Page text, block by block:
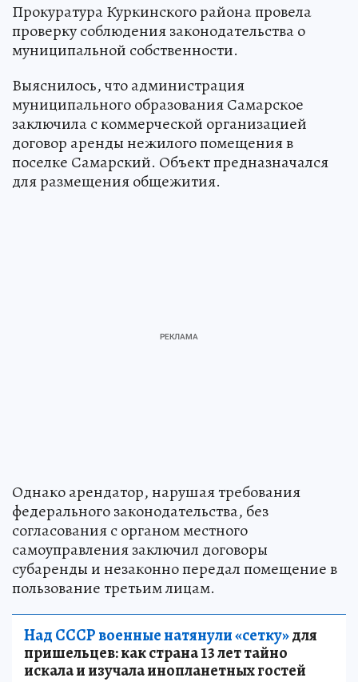
Прокуратура Куркинского района провела
проверку соблюдения законодательства о
муниципальной собственности.
Выяснилось, что администрация
муниципального образования Самарское
заключила с коммерческой организацией
договор аренды нежилого помещения в
поселке Самарский. Объект предназначался
для размещения общежития.
Однако арендатор, нарушая требования
федерального законодательства, без
согласования с органом местного
самоуправления заключил договоры
субаренды и незаконно передал помещение в
пользование третьим лицам.
Над СССР военные натянули «сетку»для
пришельцев: как страна 13 лет тайно
искала и изучала инопланетных гостей